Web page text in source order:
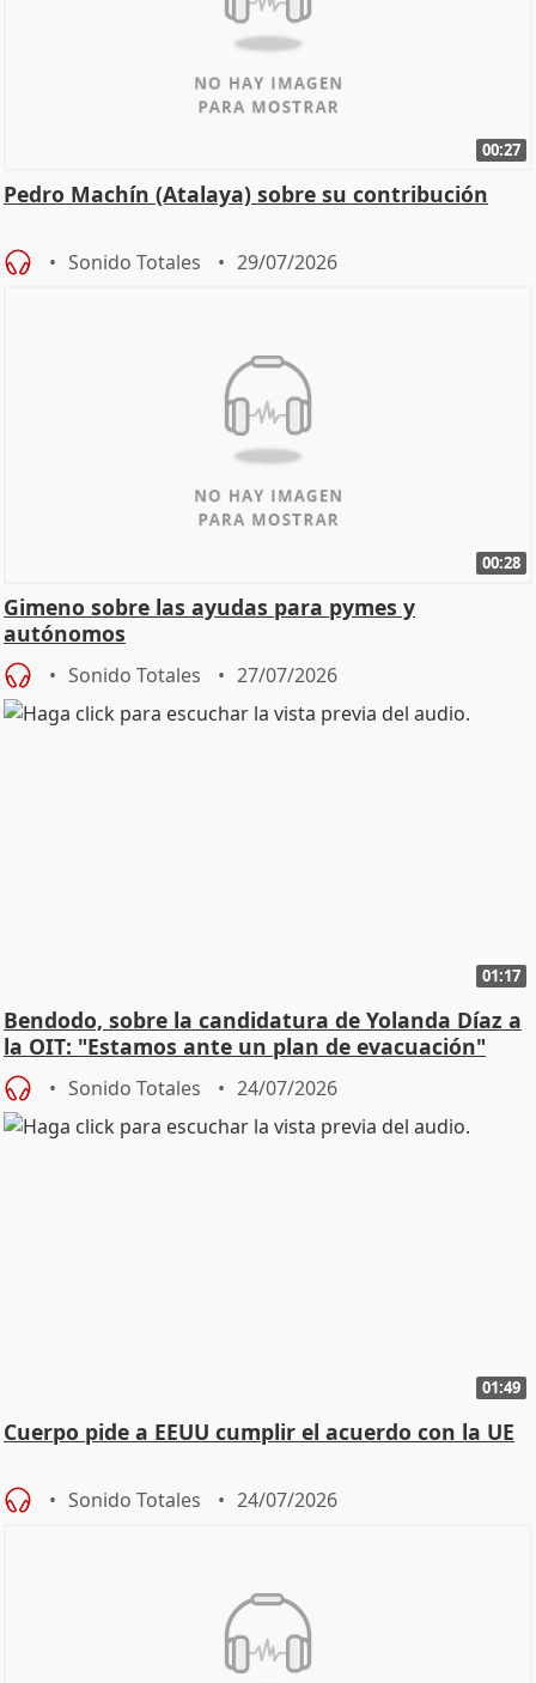
00:27
Pedro Machín (Atalaya) sobre su contribución
Sonido Totales 29/07/2026
00:28
Gimeno sobre las ayudas para pymes y
autónomos
Sonido Totales 27/07/2026
01:17
Bendodo, sobre la candidatura de Yolanda Díaz a
la OIT: "Estamos ante un plan de evacuación"
Sonido Totales 24/07/2026
01:49
Cuerpo pide a EEUU cumplir el acuerdo con la UE
Sonido Totales 24/07/2026